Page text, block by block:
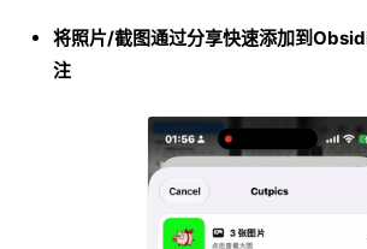
将照片/截图通过分享快速添加到
注